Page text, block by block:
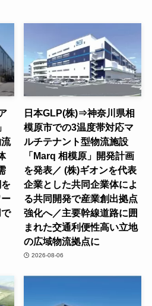
日本GLP(株)⇒神奈川県相
模原市での3温度帯対応マ
ルチテナント型物流施設
「Marq 相模原」開発計画
を発表／ (株)ギオンを代表
企業とした共同企業体によ
る共同開発で産業創出拠点
強化へ／主要幹線道路に囲
まれた交通利便性高い立地
の広域物流拠点に
2026-08-06